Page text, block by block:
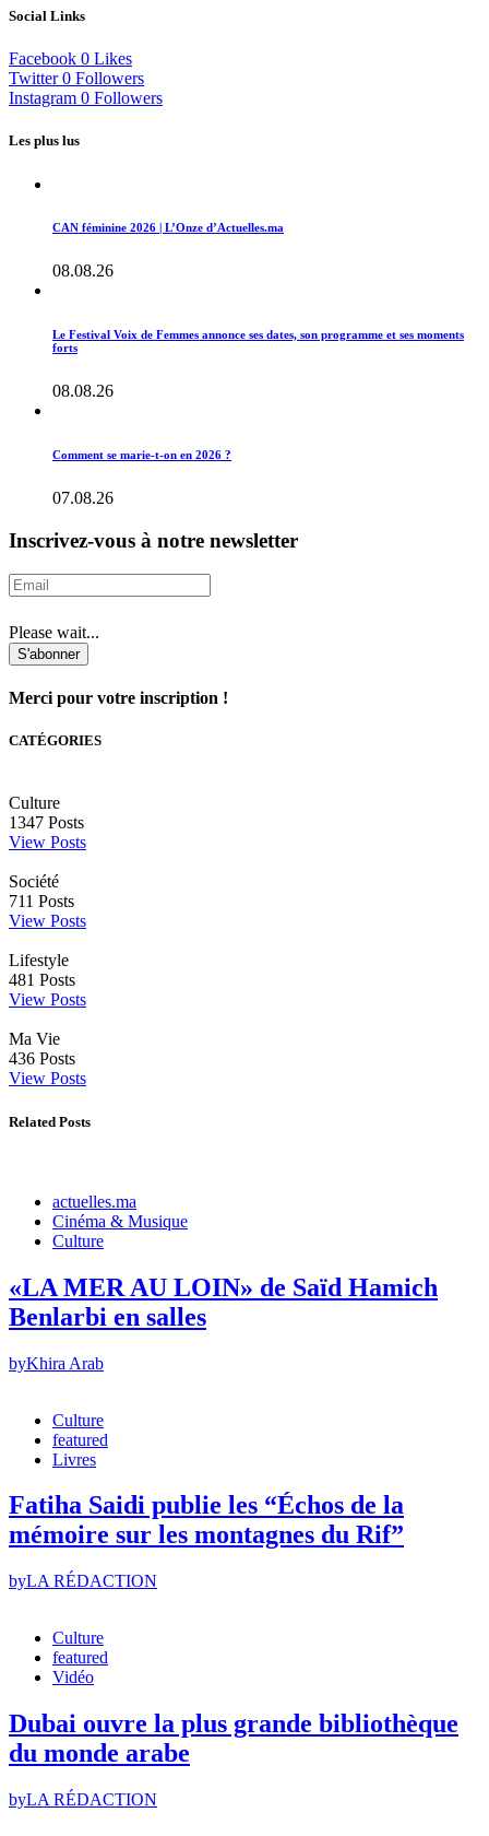
Social Links
Facebook 0 Likes
Twitter 0 Followers
Instagram 0 Followers
Les plus lus
CAN féminine 2026 | L’Onze d’Actuelles.ma
08.08.26
Le Festival Voix de Femmes annonce ses dates, son programme et ses moments
forts
08.08.26
Comment se marie-t-on en 2026 ?
07.08.26
Inscrivez-vous à notre newsletter
Please wait...
S'abonner
Merci pour votre inscription !
CATÉGORIES
Culture
1347 Posts
View Posts
Société
711 Posts
View Posts
Lifestyle
481 Posts
View Posts
Ma Vie
436 Posts
View Posts
Related Posts
actuelles.ma
Cinéma & Musique
Culture
«LA MER AU LOIN» de Saïd Hamich
Benlarbi en salles
byKhira Arab
Culture
featured
Livres
Fatiha Saidi publie les “Échos de la
mémoire sur les montagnes du Rif”
byLA RÉDACTION
Culture
featured
Vidéo
Dubai ouvre la plus grande bibliothèque
du monde arabe
byLA RÉDACTION